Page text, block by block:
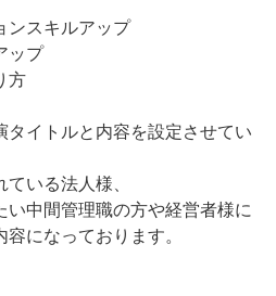
ンスキルアップ
ップ
方
タイトルと内容を設定させてい
いる法人様、
中間管理職の方や経営者様に
になっております。